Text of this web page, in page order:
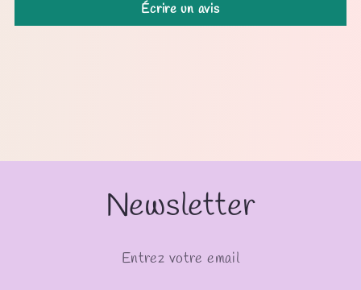
Écrire un avis
Newsletter
Entrez votre email